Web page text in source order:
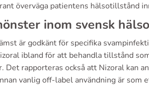
överväga patientens hälsotillstånd
inom svensk
är godkänt för specifika
ibland för att behandla tillstånd
Det rapporteras också att Nizoral kan
vanlig off-label användning är